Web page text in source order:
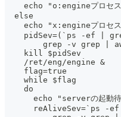
echo "o:engineプロセ
  else
echo "x:engineプロセ
pidSev=(`ps -ef |
grep -v grep |
    kill $pidSev
    /ret/eng/engine &
    flag=true
    while $flag
    do
echo "serverの起動
reAliveSev=`ps -ef